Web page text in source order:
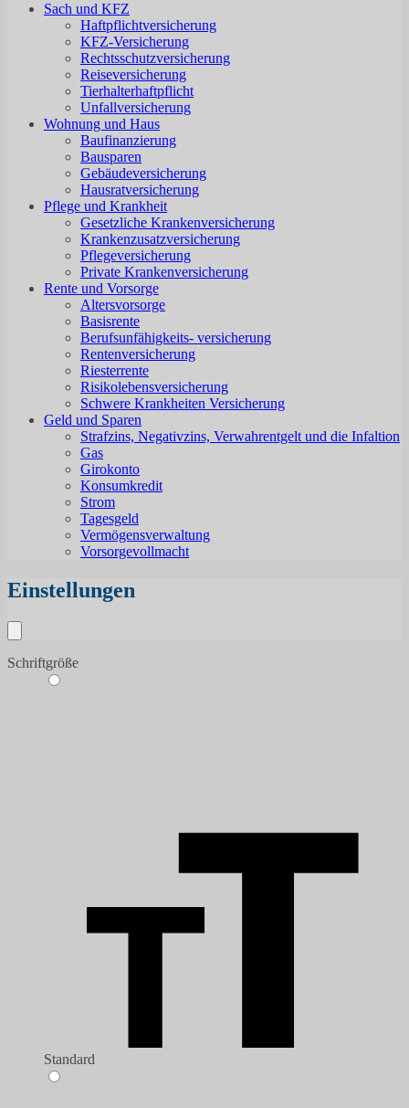
Sach und KFZ
Haftpflichtversicherung
KFZ-Versicherung
Rechtsschutzversicherung
Reiseversicherung
Tierhalterhaftpflicht
Unfallversicherung
Wohnung und Haus
Baufinanzierung
Bausparen
Gebäudeversicherung
Hausratversicherung
Pflege und Krankheit
Gesetzliche Krankenversicherung
Krankenzusatzversicherung
Pflegeversicherung
Private Krankenversicherung
Rente und Vorsorge
Altersvorsorge
Basisrente
Berufsunfähigkeits- versicherung
Rentenversicherung
Riesterrente
Risikolebensversicherung
Schwere Krankheiten Versicherung
Geld und Sparen
Strafzins, Negativzins, Verwahrentgelt und die Infaltion
Gas
Girokonto
Konsumkredit
Strom
Tagesgeld
Vermögensverwaltung
Vorsorgevollmacht
Einstellungen
Schriftgröße
Standard